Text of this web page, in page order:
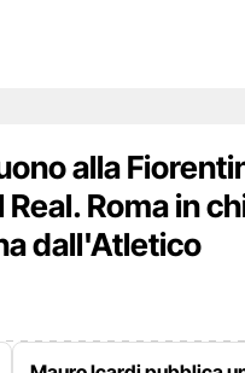
alla
Roma in
dall'Atletico